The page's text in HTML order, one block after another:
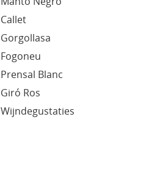
Callet
Gorgollasa
Fogoneu
Prensal Blanc
Giró Ros
Wijndegustaties